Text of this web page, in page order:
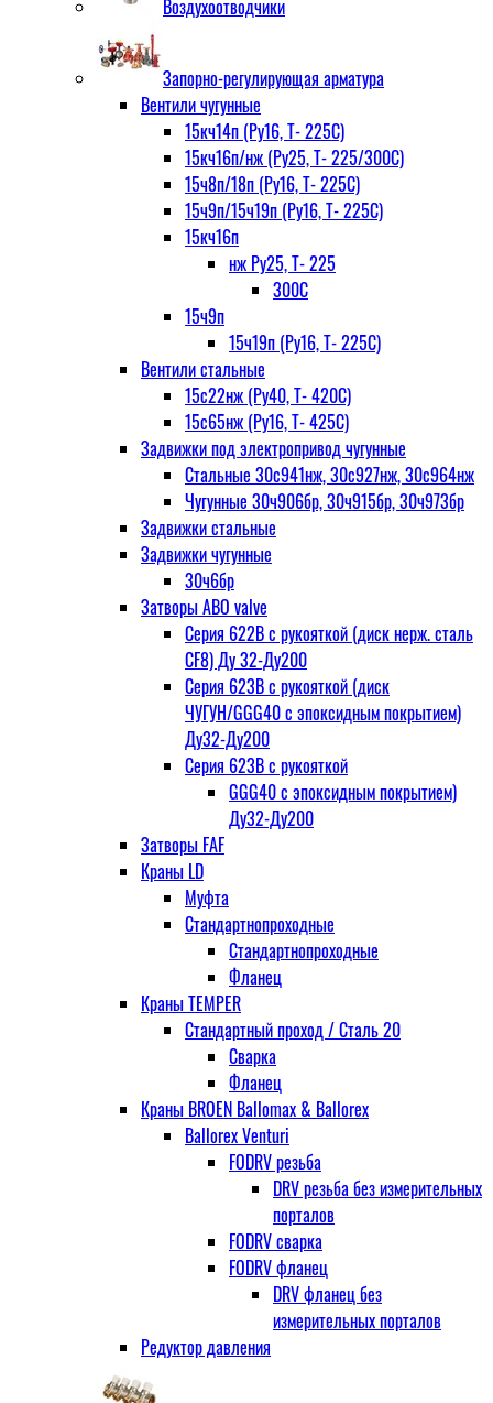
Воздухоотводчики
Запорно-регулирующая арматура
Вентили чугунные
15кч14п (Ру16, Т- 225С)
15кч16п/нж (Ру25, Т- 225/300С)
15ч8п/18п (Ру16, Т- 225С)
15ч9п/15ч19п (Ру16, Т- 225С)
15кч16п
нж Ру25, Т- 225
300С
15ч9п
15ч19п (Ру16, Т- 225С)
Вентили стальные
15с22нж (Ру40, Т- 420С)
15с65нж (Ру16, Т- 425С)
Задвижки под электропривод чугунные
Стальные 30с941нж, 30с927нж, 30с964нж
Чугунные 30ч906бр, 30ч915бр, 30ч973бр
Задвижки стальные
Задвижки чугунные
30ч6бр
Затворы ABO valve
Серия 622В с рукояткой (диск нерж. сталь
CF8) Ду 32-Ду200
Серия 623В с рукояткой (диск
ЧУГУН/GGG40 с эпоксидным покрытием)
Ду32-Ду200
Серия 623В с рукояткой
GGG40 с эпоксидным покрытием)
Ду32-Ду200
Затворы FAF
Краны LD
Муфта
Стандартнопроходные
Стандартнопроходные
Фланец
Краны TEMPER
Стандартный проход / Cталь 20
Сварка
Фланец
Краны BROEN Ballomax & Ballorex
Ballorex Venturi
FODRV резьба
DRV резьба без измерительных
порталов
FODRV сварка
FODRV фланец
DRV фланец без
измерительных порталов
Редуктор давления